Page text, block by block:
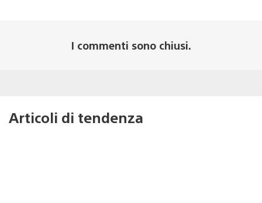
I commenti sono chiusi.
Articoli di tendenza